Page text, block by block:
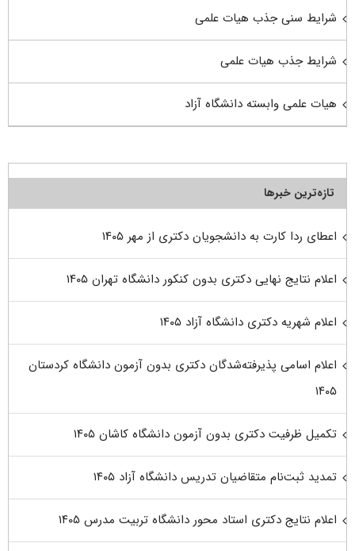
شرایط سنی جذب هیات علمی
شرایط جذب هیات علمی
هیات علمی وابسته دانشگاه آزاد
تازه‌ترین خبرها
اعطای ردا کارت به دانشجویان دکتری از مهر ۱۴۰۵
اعلام نتایج نهایی دکتری بدون کنکور دانشگاه تهران ۱۴۰۵
اعلام شهریه دکتری دانشگاه آزاد ۱۴۰۵
اعلام اسامی پذیرفته‌شدگان دکتری بدون آزمون دانشگاه کردستان
۱۴۰۵
تکمیل ظرفیت دکتری بدون آزمون دانشگاه کاشان ۱۴۰۵
تمدید ثبت‌نام متقاضیان تدریس دانشگاه آزاد ۱۴۰۵
اعلام نتایج دکتری استاد محور دانشگاه تربیت مدرس ۱۴۰۵